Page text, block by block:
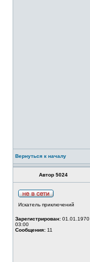
Вернуться к началу
Автор 5024
Искатель приключений
Зарегистрирован: 01.01.1970
03:00
Сообщения: 11